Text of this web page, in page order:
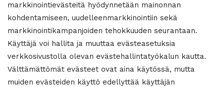
markkinointievästeitä hyödynnetään mainonnan
kohdentamiseen, uudelleenmarkkinointiin sekä
markkinointikampanjoiden tehokkuuden seurantaan.
Käyttäjä voi hallita ja muuttaa evästeasetuksia
verkkosivustolla olevan evästehallintatyökalun kautta.
Välttämättömät evästeet ovat aina käytössä, mutta
muiden evästeiden käyttö edellyttää käyttäjän